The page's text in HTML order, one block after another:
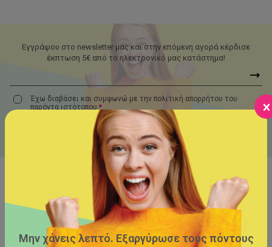
Εγγράψου στο newsletter μας και στην επόμενη αγορά κέρδισε
έκπτωση 5€ από το ηλεκτρονικό μας κατάστημα!
Έχω διαβάσει και συμφωνώ με την πολιτική απορρήτου του
παρόντα ιστότοπου *
Μην χάνεις λεπτό. Εξαργύρωσε τους πόντους